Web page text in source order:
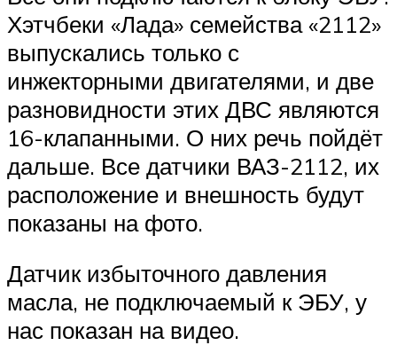
Хэтчбеки «Лада» семейства «2112»
выпускались только с
инжекторными двигателями, и две
разновидности этих ДВС являются
16-клапанными. О них речь пойдёт
дальше. Все датчики ВАЗ-2112, их
расположение и внешность будут
показаны на фото.
Датчик избыточного давления
масла, не подключаемый к ЭБУ, у
нас показан на видео.